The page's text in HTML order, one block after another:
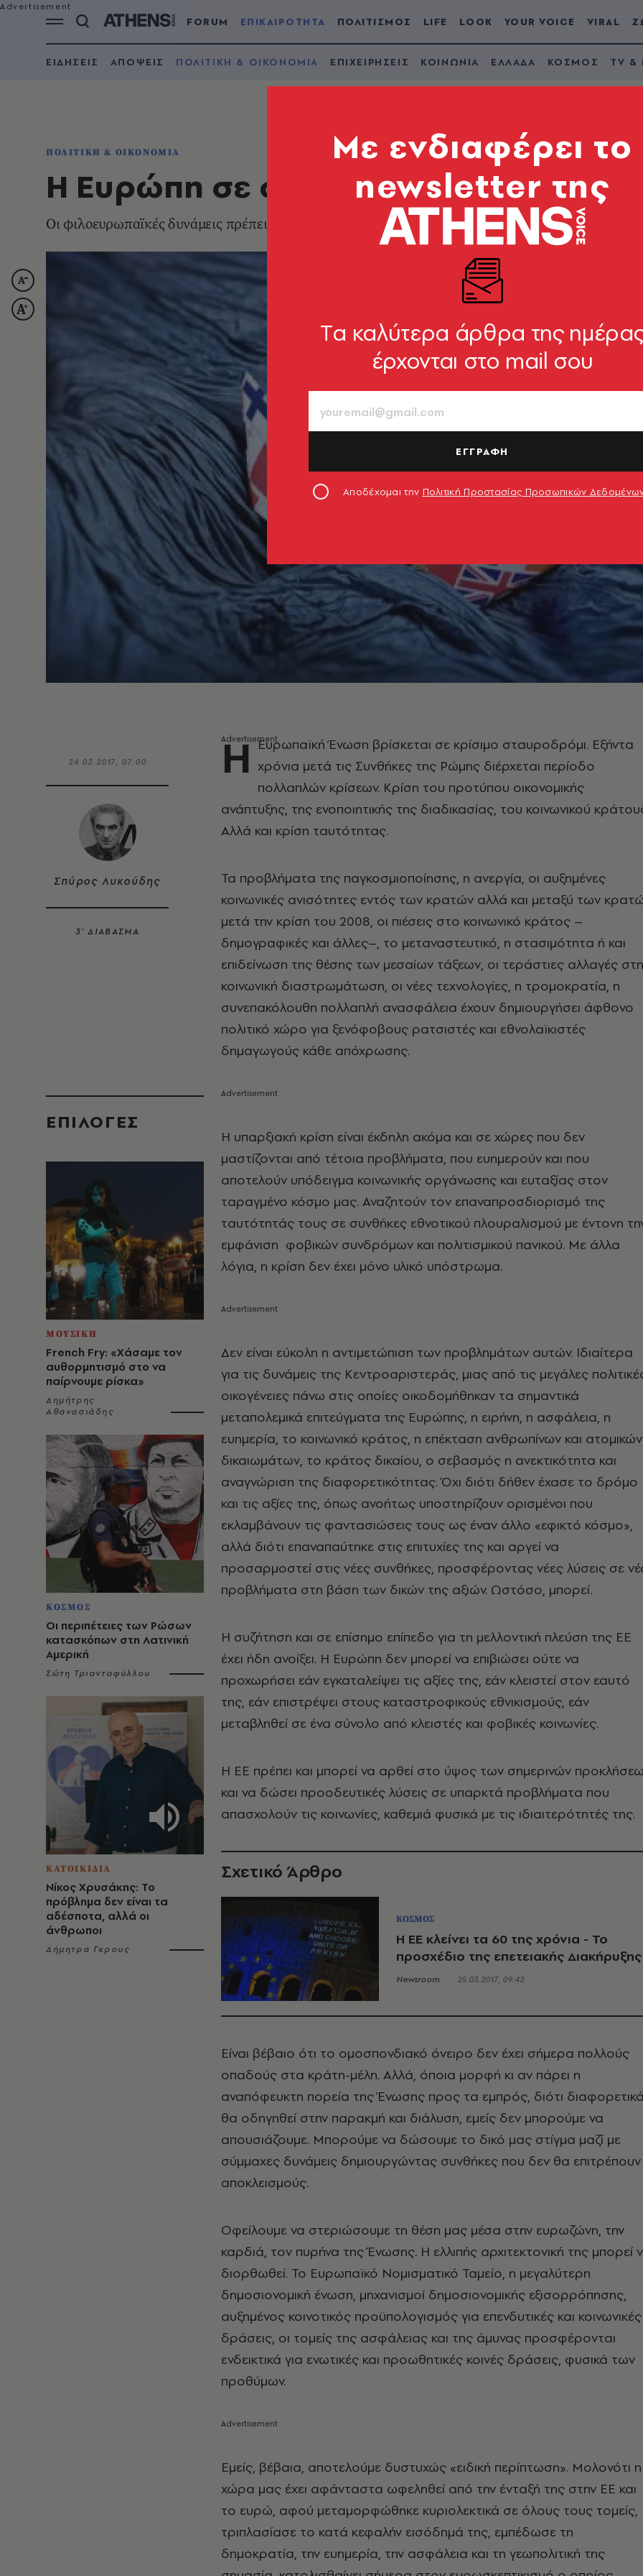
FORUM ΕΠΙΚΑΙΡΟΤΗΤΑ ΠΟΛΙΤΙΣΜΟΣ LIFE LOOK YOUR VOICE VIRAL
ΕΙΔΗΣΕΙΣ ΑΠΟΨΕΙΣ ΠΟΛΙΤΙΚΗ & ΟΙΚΟΝΟΜΙΑ ΕΠΙΧΕΙΡΗΣΕΙΣ ΚΟΙΝΩΝΙΑ ΕΛΛΑΔΑ ΚΟΣΜΟΣ TV &
ΠΟΛΙΤΙΚΗ & ΟΙΚΟΝΟΜΙΑ
Η Ευρώπη σε σταυροδρόμι
Οι φιλοευρωπαϊκές δυνάμεις πρέπει να ξαναδώσουν τη μάχη και να την κερδίσουν
24.03.2017, 07:00
Σπύρος Λυκούδης
3’ ΔΙΑΒΑΣΜΑ
EΠΙΛΟΓΈΣ
ΜΟΥΣΙΚΗ
French Fry: «Χάσαμε τον
αυθορμητισμό στο να
παίρνουμε ρίσκα»
Δημήτρης
Αθανασιάδης
ΚΟΣΜΟΣ
Οι περιπέτειες των Ρώσων
κατασκόπων στη Λατινική
Αμερική
Σώτη Τριανταφύλλου
ΚΑΤΟΙΚΙΔΙΑ
Νίκος Χρυσάκης: Το
πρόβλημα δεν είναι τα
αδέσποτα, αλλά οι
άνθρωποι
Δήμητρα Γκρους
Η Ευρωπαϊκή Ένωση βρίσκεται σε κρίσιμο σταυροδρόμι. Εξήντα
χρόνια μετά τις Συνθήκες της Ρώμης διέρχεται περίοδο
πολλαπλών κρίσεων. Κρίση του προτύπου οικονομικής
ανάπτυξης, της ενοποιητικής της διαδικασίας, του κοινωνικού
Αλλά και κρίση ταυτότητας.
Τα προβλήματα της παγκοσμιοποίησης, η ανεργία, οι αυξημένες
κοινωνικές ανισότητες εντός των κρατών αλλά και μεταξύ των
μετά την κρίση του 2008, οι πιέσεις στο κοινωνικό κράτος –
δημογραφικές και άλλες–, το μεταναστευτικό, η στασιμότητα ή και
επιδείνωση της θέσης των μεσαίων τάξεων, οι τεράστιες αλλαγές
κοινωνική διαστρωμάτωση, οι νέες τεχνολογίες, η τρομοκρατία, η
συνεπακόλουθη πολλαπλή ανασφάλεια έχουν δημιουργήσει άφθονο
πολιτικό χώρο για ξενόφοβους ρατσιστές και εθνολαϊκιστές
δημαγωγούς κάθε απόχρωσης.
Η υπαρξιακή κρίση είναι έκδηλη ακόμα και σε χώρες που δεν
μαστίζονται από τέτοια προβλήματα, που ευημερούν και που
αποτελούν υπόδειγμα κοινωνικής οργάνωσης και ευταξίας στον
ταραγμένο κόσμο μας. Αναζητούν τον επαναπροσδιορισμό της
ταυτότητάς τους σε συνθήκες εθνοτικού πλουραλισμού με έντονη
εμφάνιση φοβικών συνδρόμων και πολιτισμικού πανικού. Με άλλα
λόγια, η κρίση δεν έχει μόνο υλικό υπόστρωμα.
Δεν είναι εύκολη η αντιμετώπιση των προβλημάτων αυτών. Ιδιαίτερα
για τις δυνάμεις της Κεντροαριστεράς, μιας από τις μεγάλες
οικογένειες πάνω στις οποίες οικοδομήθηκαν τα σημαντικά
μεταπολεμικά επιτεύγματα της Ευρώπης, η ειρήνη, η ασφάλεια, η
ευημερία, το κοινωνικό κράτος, η επέκταση ανθρωπίνων και ατομικών
δικαιωμάτων, το κράτος δικαίου, ο σεβασμός η ανεκτικότητα και
αναγνώριση της διαφορετικότητας. Όχι διότι δήθεν έχασε το δρόμο
και τις αξίες της, όπως ανοήτως υποστηρίζουν ορισμένοι που
εκλαμβάνουν τις φαντασιώσεις τους ως έναν άλλο «εφικτό κόσμο»,
αλλά διότι επαναπαύτηκε στις επιτυχίες της και αργεί να
προσαρμοστεί στις νέες συνθήκες, προσφέροντας νέες λύσεις σε
προβλήματα στη βάση των δικών της αξιών. Ωστόσο, μπορεί.
Η συζήτηση και σε επίσημο επίπεδο για τη μελλοντική πλεύση της ΕΕ
έχει ήδη ανοίξει. Η Ευρώπη δεν μπορεί να επιβιώσει ούτε να
προχωρήσει εάν εγκαταλείψει τις αξίες της, εάν κλειστεί στον εαυτό
της, εάν επιστρέψει στους καταστροφικούς εθνικισμούς, εάν
μεταβληθεί σε ένα σύνολο από κλειστές και φοβικές κοινωνίες.
Η ΕΕ πρέπει και μπορεί να αρθεί στο ύψος των σημερινών
και να δώσει προοδευτικές λύσεις σε υπαρκτά προβλήματα που
απασχολούν τις κοινωνίες, καθεμιά φυσικά με τις ιδιαιτερότητές της.
Σχετικό Άρθρο
ΚΟΣΜΟΣ
Η ΕΕ κλείνει τα 60 της χρόνια - Το
προσχέδιο της επετειακής Διακήρυξης
Newsroom 25.03.2017, 09:42
Είναι βέβαιο ότι το ομοσπονδιακό όνειρο δεν έχει σήμερα πολλούς
οπαδούς στα κράτη-μέλη. Αλλά, όποια μορφή κι αν πάρει η
αναπόφευκτη πορεία της Ένωσης προς τα εμπρός, διότι
θα οδηγηθεί στην παρακμή και διάλυση, εμείς δεν μπορούμε να
απουσιάζουμε. Μπορούμε να δώσουμε το δικό μας στίγμα μαζί με
σύμμαχες δυνάμεις δημιουργώντας συνθήκες που δεν θα επιτρέπουν
αποκλεισμούς.
Οφείλουμε να στεριώσουμε τη θέση μας μέσα στην ευρωζώνη, την
καρδιά, τον πυρήνα της Ένωσης. Η ελλιπής αρχιτεκτονική της μπορεί
διορθωθεί. Το Ευρωπαϊκό Νομισματικό Ταμείο, η μεγαλύτερη
δημοσιονομική ένωση, μηχανισμοί δημοσιονομικής εξισορρόπησης,
αυξημένος κοινοτικός προϋπολογισμός για επενδυτικές και κοινωνικές
δράσεις, οι τομείς της ασφάλειας και της άμυνας προσφέρονται
ενδεικτικά για ενωτικές και προωθητικές κοινές δράσεις, φυσικά των
προθύμων.
Εμείς, βέβαια, αποτελούμε δυστυχώς «ειδική περίπτωση». Μολονότι η
χώρα μας έχει αφάνταστα ωφεληθεί από την ένταξή της στην ΕΕ και
το ευρώ, αφού μεταμορφώθηκε κυριολεκτικά σε όλους τους τομείς,
τριπλασίασε το κατά κεφαλήν εισόδημά της, εμπέδωσε τη
δημοκρατία, την ευημερία, την ασφάλεια και τη γεωπολιτική της
Mε ενδιαφέρει το
newsletter της
Tα καλύτερα άρθρα της
έρχονται στο mail σου
ΕΓΓΡΑΦΗ
Αποδέχομαι την Πολιτική Προστασίας Προσωπικών